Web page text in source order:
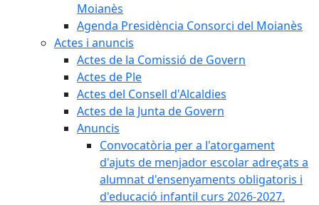
Moianès
Agenda Presidència Consorci del Moianès
Actes i anuncis
Actes de la Comissió de Govern
Actes de Ple
Actes del Consell d'Alcaldies
Actes de la Junta de Govern
Anuncis
Convocatòria per a l'atorgament
d'ajuts de menjador escolar adreçats a
alumnat d'ensenyaments obligatoris i
d'educació infantil curs 2026-2027.